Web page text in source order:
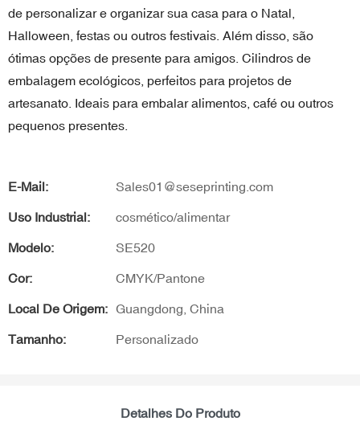
de personalizar e organizar sua casa para o Natal,
Halloween, festas ou outros festivais. Além disso, são
ótimas opções de presente para amigos. Cilindros de
embalagem ecológicos, perfeitos para projetos de
artesanato. Ideais para embalar alimentos, café ou outros
pequenos presentes.
E-Mail: Sales01@seseprinting.com
Uso Industrial: cosmético/alimentar
Modelo: SE520
Cor: CMYK/Pantone
Local De Origem: Guangdong, China
Tamanho: Personalizado
Detalhes Do Produto